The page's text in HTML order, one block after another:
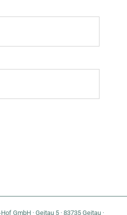
leer.
GmbH · Geitau 5 · 83735 Geitau ·